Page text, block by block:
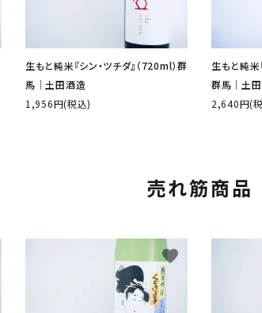
生もと純米『シン・ツチダ』（720ml）群
馬│土田酒造
1,956円(税込)
生もと純米
群馬│土
2,640円(
売れ筋商品
favorite